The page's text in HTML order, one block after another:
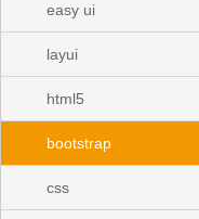
easy ui
layui
html5
bootstrap
css